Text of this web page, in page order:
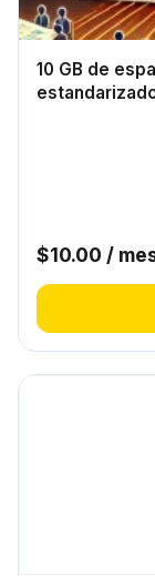
10 GB de
$10.00 /